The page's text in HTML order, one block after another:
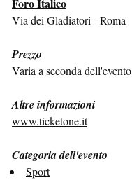
Via dei Gladiatori - Roma
Prezzo
Varia a seconda dell'evento
Altre informazioni
www.ticketone.it
Categoria dell'evento
Sport